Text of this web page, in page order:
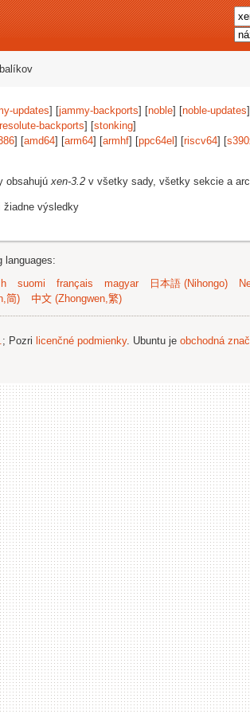
updates] [jammy-backports] [noble] [noble-updates
resolute-backports] [stonking]
] [amd64] [arm64] [armhf] [ppc64el ] [riscv64] [
obsahujúxen-3.2 v všetky sady, všetky sekcie a
žiadne výsledky
languages:
suomi français magyar 日本語 (Nihongo)
简)
中文 (Zhongwen,繁)
; Pozri licenčné podmienky. Ubuntu je obchodná